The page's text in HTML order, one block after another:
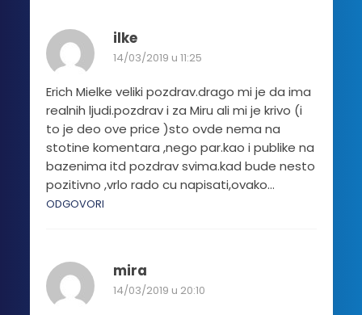
ilke
14/03/2019 u 11:25
Erich Mielke veliki pozdrav.drago mi je da ima
realnih ljudi.pozdrav i za Miru ali mi je krivo (i
to je deo ove price )sto ovde nema na
stotine komentara ,nego par.kao i publike na
bazenima itd pozdrav svima.kad bude nesto
pozitivno ,vrlo rado cu napisati,ovako…
ODGOVORI
mira
14/03/2019 u 20:10